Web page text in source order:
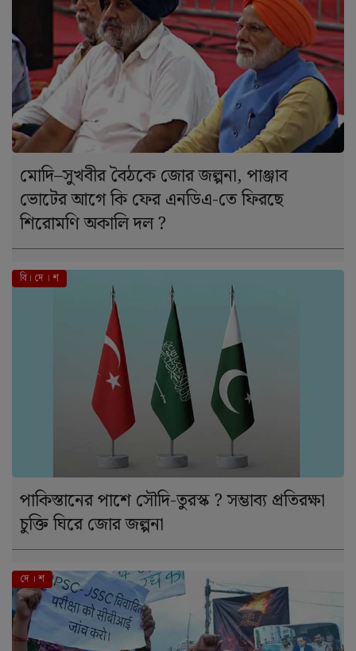
মোদি–সুখবীর বৈঠকে জোর জল্পনা, পাঞ্জাব
ভোটের আগে কি ফের এনডিএ-তে ফিরছে
শিরোমণি অকালি দল ?
বি। দে । শ
পাকিস্তানের পাশে সৌদি-তুরস্ক ? সম্ভাব্য প্রতিরক্ষা
চুক্তি ঘিরে জোর জল্পনা
দে । শ